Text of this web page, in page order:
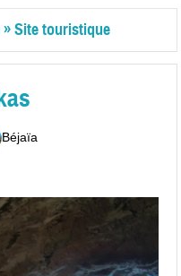
»Site touristique
Béjaïa